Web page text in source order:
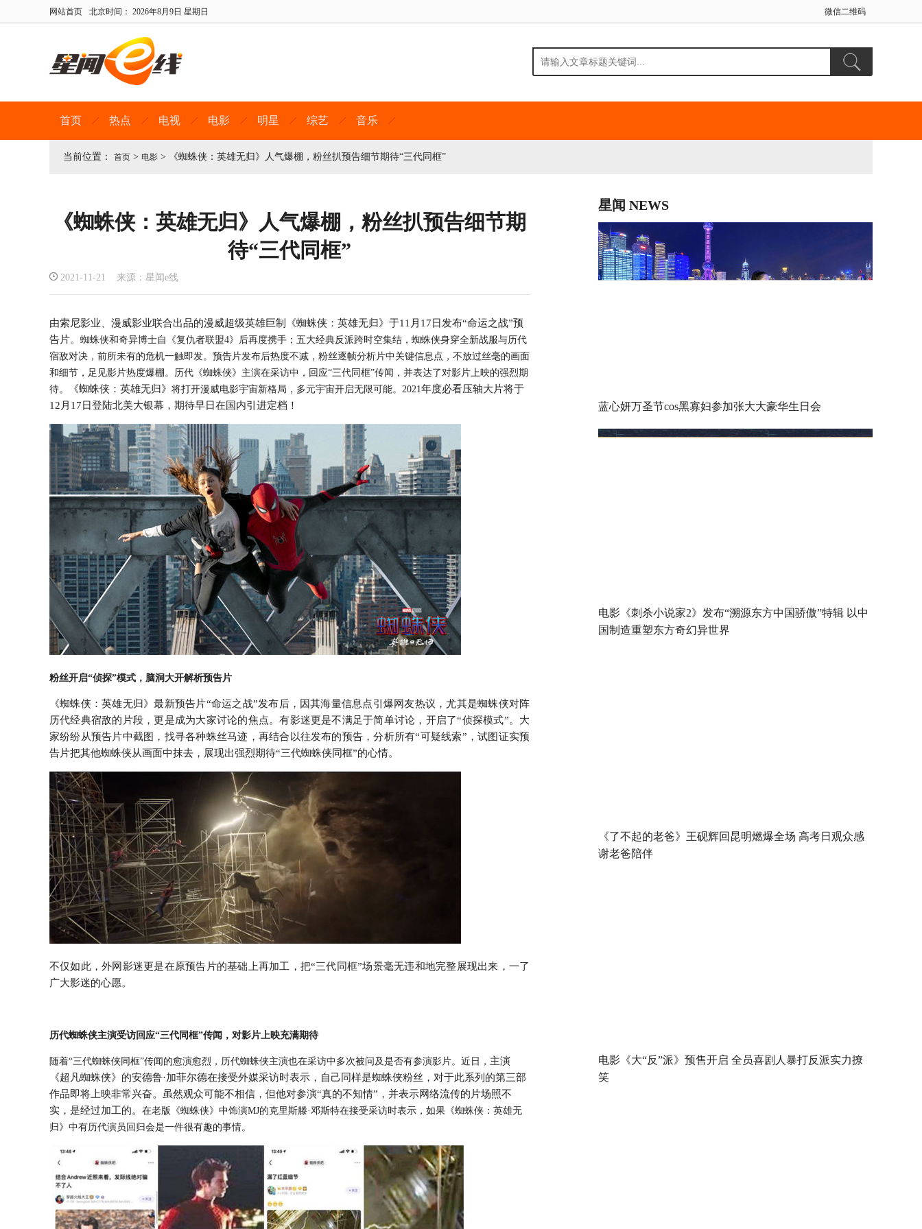
网站首页 北京时间： 2026年8月9日 星期日 微信二维码
首页 热点 电视 电影 明星 综艺 音乐
当前位置： 首页 > 电影 > 《蜘蛛侠：英雄无归》人气爆棚，粉丝扒预告细节期待“三代同框”
《蜘蛛侠：英雄无归》人气爆棚，粉丝扒预告细节期
待“三代同框”
2021-11-21 来源：星闻e线
由索尼影业、漫威影业联合出品的漫威超级英雄巨制《蜘蛛侠：英雄无归》于11月17日发布“命运之战”预
告片。 蜘蛛侠和奇异博士自《复仇者联盟4》后再度携手；五大经典反派跨时空集结，蜘蛛侠身穿全新战服与历代
宿敌对决，前所未有的危机一触即发。预告片发布后热度不减，粉丝逐帧分析片中关键信息点，不放过丝毫的画面
和细节，足见影片热度爆棚。历代《蜘蛛侠》主演在采访中，回应“三代同框”传闻，并表达了对影片上映的强烈期
待。
《蜘蛛侠：英雄无归》 将打开漫威电影宇宙新格局，多元宇宙开启无限可能。2021年度必看压轴大片将于
12月17日登陆北美大银幕，期待早日在国内引进定档！
粉丝开启“侦探”模式，脑洞大开解析预告片
《蜘蛛侠：英雄无归》最新预告片“命运之战”发布后，因其海量信息点引爆网友热议，尤其是蜘蛛侠对阵
历代经典宿敌的片段，更是成为大家讨论的焦点。有影迷更是不满足于简单讨论，开启了“侦探模式”。大
家纷纷从预告片中截图，找寻各种蛛丝马迹，再结合以往发布的预告，分析所有“可疑线索”，试图证实预
告片把其他蜘蛛侠从画面中抹去，展现出强烈期待“三代蜘蛛侠同框”的心情。
不仅如此，外网影迷更是在原预告片的基础上再加工，把“三代同框”场景毫无违和地完整展现出来，一了
广大影迷的心愿。
历代蜘蛛侠主演受访回应“三代同框”传闻，对影片上映充满期待
随着“三代蜘蛛侠同框”传闻的愈演愈烈，历代蜘蛛侠主演也在采访中多次被问及是否有参演影片。近日， 主演
《超凡蜘蛛侠》的安德鲁·加菲尔德在接受外媒采访时表示，自己同样是蜘蛛侠粉丝，对于此系列的第三部
作品即将上映非常兴奋。虽然观众可能不相信，但他对参演“真的不知情”，并表示网络流传的片场照不
实，是经过加工的。 在老版《蜘蛛侠》中饰演MJ的克里斯滕·邓斯特在接受采访时表示，如果《蜘蛛侠：英雄无
归》中有历代演员回归会是一件很有趣的事情。
星闻 NEWS
蓝心妍万圣节cos黑寡妇参加张大大豪华生日会
电影《刺杀小说家2》发布“溯源东方中国骄傲”特辑 以中
国制造重塑东方奇幻异世界
《了不起的老爸》王砚辉回昆明燃爆全场 高考日观众感
谢老爸陪伴
电影《大“反”派》预售开启 全员喜剧人暴打反派实力撩
笑